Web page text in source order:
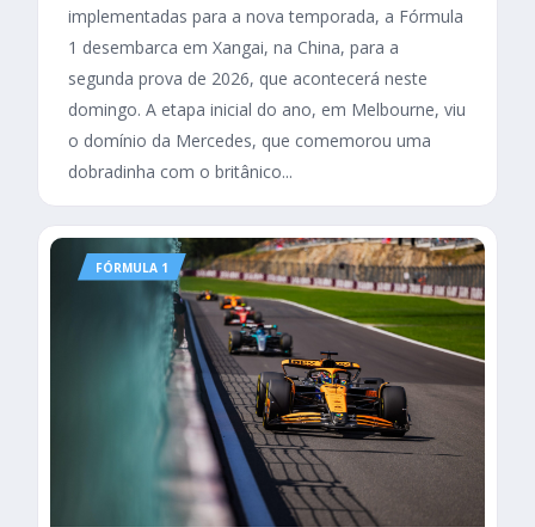
implementadas para a nova temporada, a Fórmula
1 desembarca em Xangai, na China, para a
segunda prova de 2026, que acontecerá neste
domingo. A etapa inicial do ano, em Melbourne, viu
o domínio da Mercedes, que comemorou uma
dobradinha com o britânico...
FÓRMULA 1